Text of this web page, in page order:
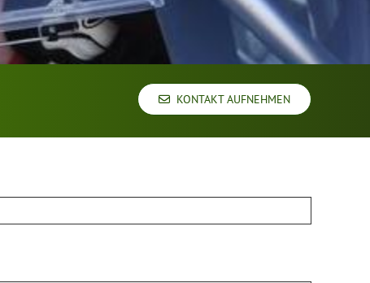
KONTAKT AUFNEHMEN